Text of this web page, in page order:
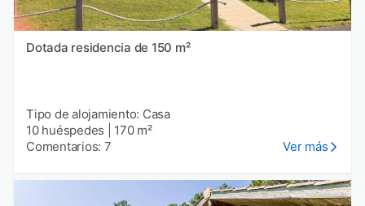
Dotada residencia de 150 m²
Tipo de alojamiento: Casa
10 huéspedes
170 m²
Comentarios: 7
Ver más